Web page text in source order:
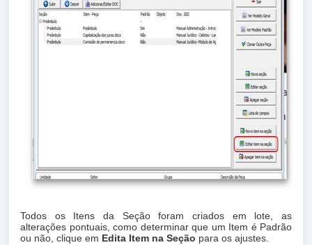
Todos os Itens da Seção foram criados em lote, as
alterações pontuais, como determinar que um Item é Padrão
ou não, clique em Edita Item na Seção para os ajustes.